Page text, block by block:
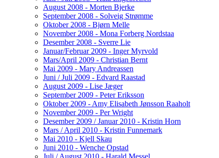
August 2008 - Morten Bjerke
September 2008 - Solveig Strømme
Oktober 2008 - Bjørn Melle
November 2008 - Mona Forberg Nordstaa
Desember 2008 - Sverre Lie
Januar/Februar 2009 - Inger Myrvold
Mars/April 2009 - Christian Bernt
Mai 2009 - Mary Andreassen
Juni / Juli 2009 - Edvard Raastad
August 2009 - Lise Jæger
September 2009 - Peter Eriksson
Oktober 2009 - Amy Elisabeth Jønsson Raaholt
November 2009 - Per Wright
Desember 2009 / Januar 2010 - Kristin Horn
Mars / April 2010 - Kristin Funnemark
Mai 2010 - Kjell Skau
Juni 2010 - Wenche Opstad
Juli / August 2010 - Harald Messel